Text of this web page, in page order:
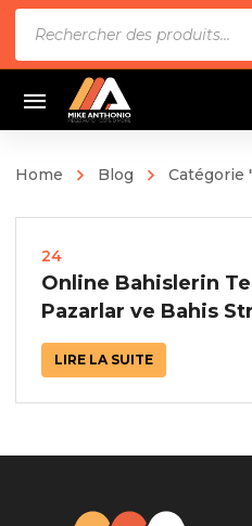
produits
Home Blog Catégorie
24
Online Bahislerin
Pazarlar ve Bahis
LIRE LA SUITE